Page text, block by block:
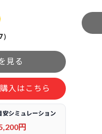
）
入はこちら
安シミュレーション
円